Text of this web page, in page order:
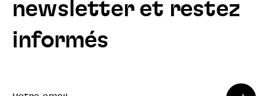
newsletter et restez
informés